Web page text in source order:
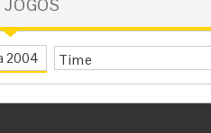
JOGOS
Time